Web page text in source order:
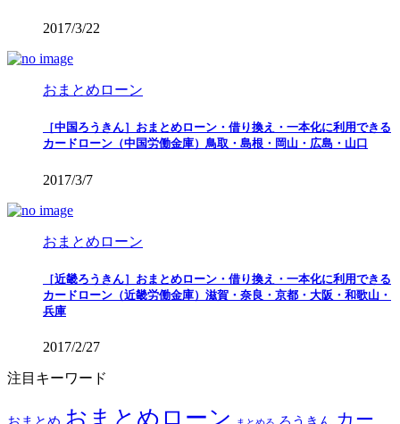
2017/3/22
おまとめローン
［中国ろうきん］おまとめローン・借り換え・一本化に利用できる
カードローン（中国労働金庫）鳥取・島根・岡山・広島・山口
2017/3/7
おまとめローン
［近畿ろうきん］おまとめローン・借り換え・一本化に利用できる
カードローン（近畿労働金庫）滋賀・奈良・京都・大阪・和歌山・
兵庫
2017/2/27
注目キーワード
おまとめローン
カー